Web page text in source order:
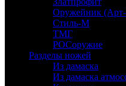
Оружейник
Стиль-М
ТМГ
РОСоружие
Разделы ножей
Из дамаска
Из дамаска